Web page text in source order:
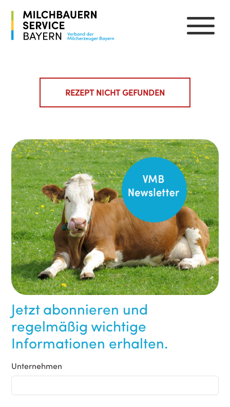
REZEPT NICHT GEFUNDEN
Jetzt abonnieren und
regelmäßig wichtige
Informationen erhalten.
Unternehmen